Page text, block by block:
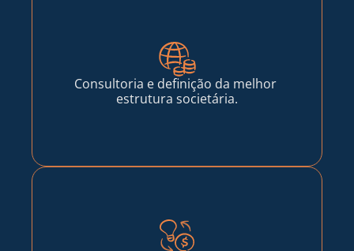
Consultoria e definição da melhor
estrutura societária.